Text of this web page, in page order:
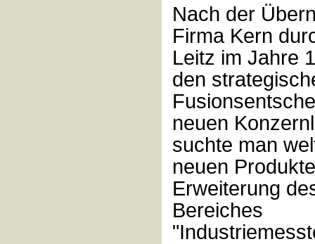
Nach der
Firma Kern
Leitz im Jahre
den
neuen
suchte man
neuen
Erweiterung
Bereiches